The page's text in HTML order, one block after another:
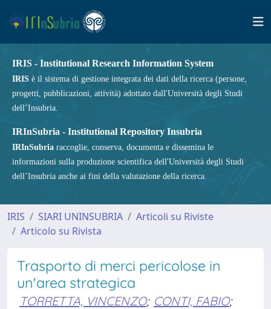
IRIS - Institutional Research Information System
IRIS è il sistema di gestione integrata dei dati della ricerca (persone,
progetti, pubblicazioni, attività) adottato dall'Università degli Studi
dell’Insubria.
IRInSubria - Institutional Repository Insubria
IRInSubria raccoglie, conserva, documenta e dissemina le
informazioni sulla produzione scientifica dell'Università degli Studi
dell’Insubria anche ai fini della valutazione della ricerca.
IRIS SIARI UNINSUBRIA
Articoli su Riviste
Articolo su Rivista
Trasporto di merci pericolose in
un'area strategica
TORRETTA, VINCENZO; CONTI, FABIO;